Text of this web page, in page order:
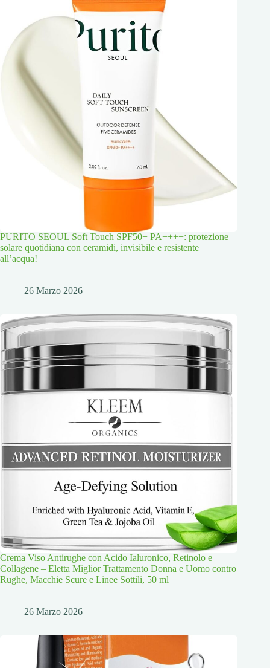
PURITO SEOUL Soft Touch SPF50+ PA++++: protezione
solare quotidiana con ceramidi, invisibile e resistente
all’acqua!
26 Marzo 2026
Crema Viso Antirughe con Acido Ialuronico, Retinolo e
Collagene – Eletta Miglior Trattamento Donna e Uomo contro
Rughe, Macchie Scure e Linee Sottili, 50 ml
26 Marzo 2026